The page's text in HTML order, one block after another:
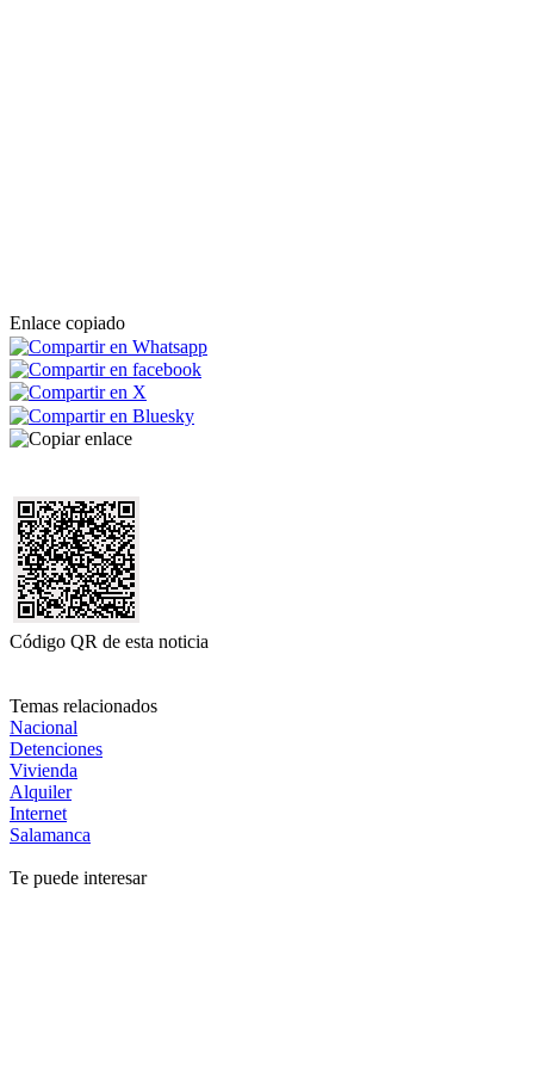
Enlace copiado
Código QR de esta noticia
Temas relacionados
Nacional
Detenciones
Vivienda
Alquiler
Internet
Salamanca
Te puede interesar